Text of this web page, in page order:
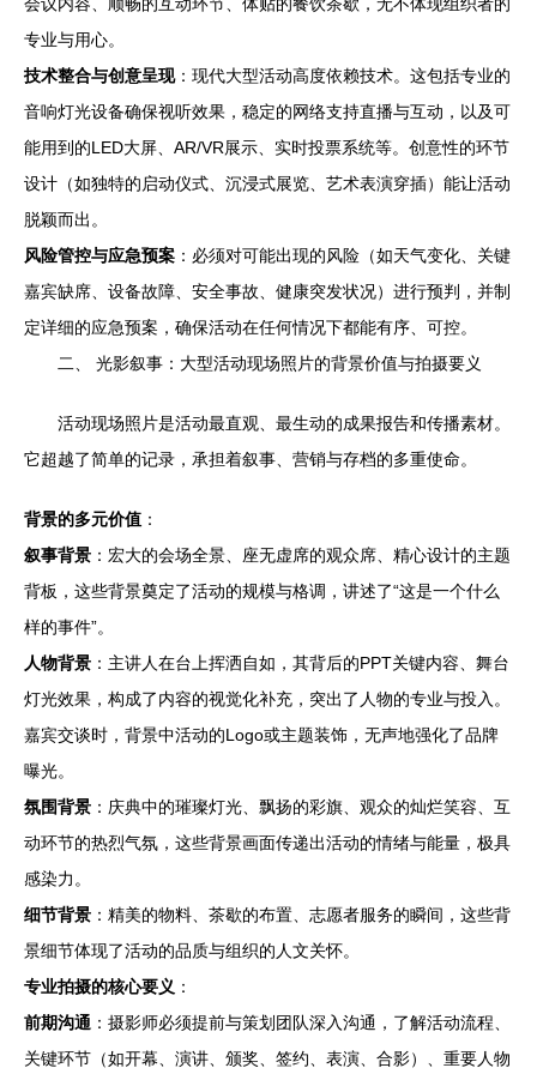
专业与用心。
技术整合与创意呈现：现代大型活动高度依赖技术。这包括专业的
音响灯光设备确保视听效果，稳定的网络支持直播与互动，以及可
能用到的LED大屏、AR/VR展示、实时投票系统等。创意性的环节
设计（如独特的启动仪式、沉浸式展览、艺术表演穿插）能让活动
脱颖而出。
风险管控与应急预案 ：必须对可能出现的风险（如天气变化、关键
嘉宾缺席、设备故障、安全事故、健康突发状况）进行预判，并制
定详细的应急预案，确保活动在任何情况下都能有序、可控。
二、 光影叙事：大型活动现场照片的背景价值与拍摄要义
活动现场照片是活动最直观、最生动的成果报告和传播素材。
它超越了简单的记录，承担着叙事、营销与存档的多重使命。
背景的多元价值 ：
叙事背景 ：宏大的会场全景、座无虚席的观众席、精心设计的主题
背板，这些背景奠定了活动的规模与格调，讲述了“这是一个什么
样的事件”。
人物背景 ：主讲人在台上挥洒自如，其背后的PPT关键内容、舞台
灯光效果，构成了内容的视觉化补充，突出了人物的专业与投入。
嘉宾交谈时，背景中活动的Logo或主题装饰，无声地强化了品牌
曝光。
氛围背景 ：庆典中的璀璨灯光、飘扬的彩旗、观众的灿烂笑容、互
动环节的热烈气氛，这些背景画面传递出活动的情绪与能量，极具
感染力。
细节背景 ：精美的物料、茶歇的布置、志愿者服务的瞬间，这些背
景细节体现了活动的品质与组织的人文关怀。
专业拍摄的核心要义 ：
前期沟通 ：摄影师必须提前与策划团队深入沟通，了解活动流程、
关键环节（如开幕、演讲、颁奖、签约、表演、合影）、重要人物